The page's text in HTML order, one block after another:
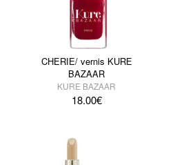
CHERIE/ vernis KURE
BAZAAR
KURE BAZAAR
18.00€